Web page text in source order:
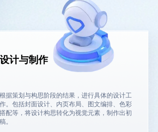
设计与制作
根据策划与构思阶段的结果，进行具体的设计工
作。包括封面设计、内页布局、图文编排、色彩
搭配等，将设计构思转化为视觉元素，制作出初
稿。